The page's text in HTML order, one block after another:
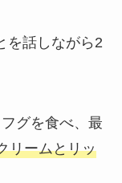
を話しながら2
グを食べ、最
リームとリッ